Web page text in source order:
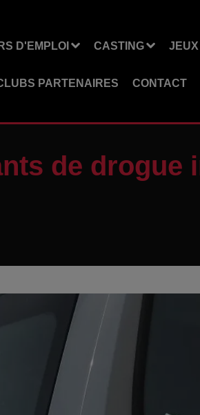
D'EMPLOI CASTING JEUX
PARTENAIRES CONTACT
de drogue